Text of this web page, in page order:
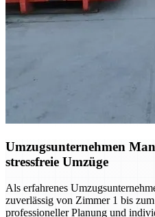
Umzugsunternehmen
stressfreie Umzüge
Als erfahrenes
zuverlässig von Zimmer 1 bis
professioneller Planung und